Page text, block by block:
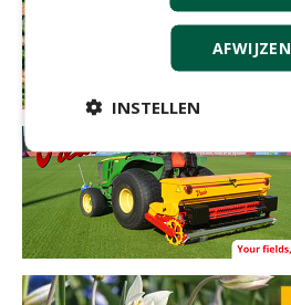
AFWIJZEN
INSTELLEN